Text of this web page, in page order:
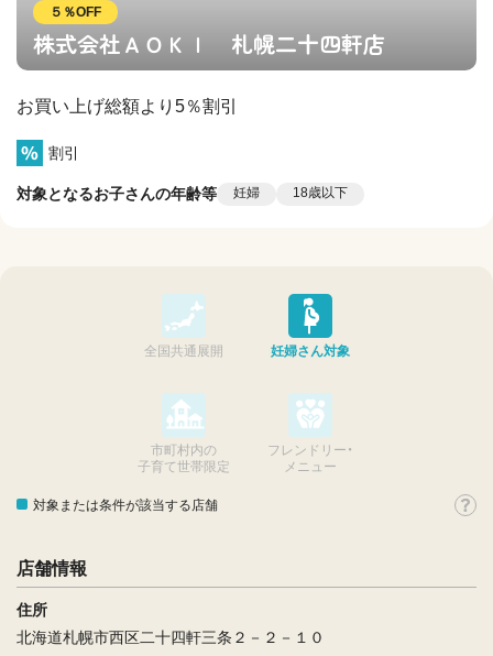
５％OFF
株式会社ＡＯＫＩ 札幌二十四軒店
お買い上げ総額より5％割引
割引
対象となるお子さんの年齢等 妊婦 18歳以下
全国共通展開 妊婦さん対象
市町村内の
子育て世帯限定
フレンドリー・
メニュー
対象または条件が該当する店舗
店舗情報
住所
北海道札幌市西区二十四軒三条２－２－１０